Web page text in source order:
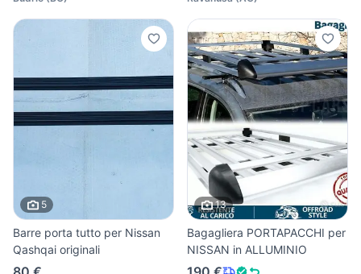
5
Barre porta tutto per Nissan
Qashqai originali
13
Bagagliera PORTAPACCHI per
NISSAN in ALLUMINIO